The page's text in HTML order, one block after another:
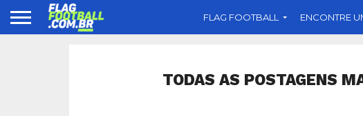
FLAG FOOTBALL ENCONTRE
TODAS AS POSTAGENS